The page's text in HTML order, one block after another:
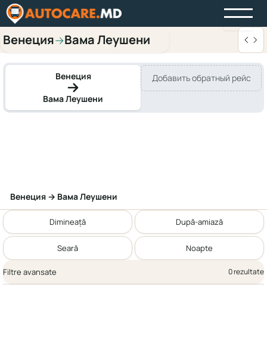
Венеция→Вама Леушени
Венеция
Вама Леушени
Добавить обратный рейс
Венеция → Вама Леушени
Dimineață După-amiază
Seară Noapte
Filtre avansate 0 rezultate